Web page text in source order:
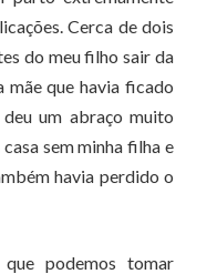
Cerca de dois
do meu filho sair da
mãe que havia ficado
um abraço muito
sem minha filha e
havia perdido o
podemos tomar